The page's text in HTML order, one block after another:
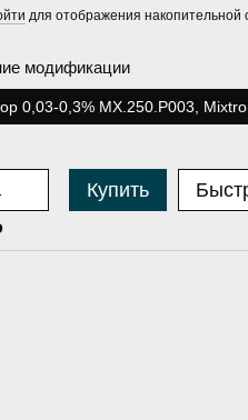
для отображения накопительной
модификации
0,03-0,3% MX.250.P003,
Купить